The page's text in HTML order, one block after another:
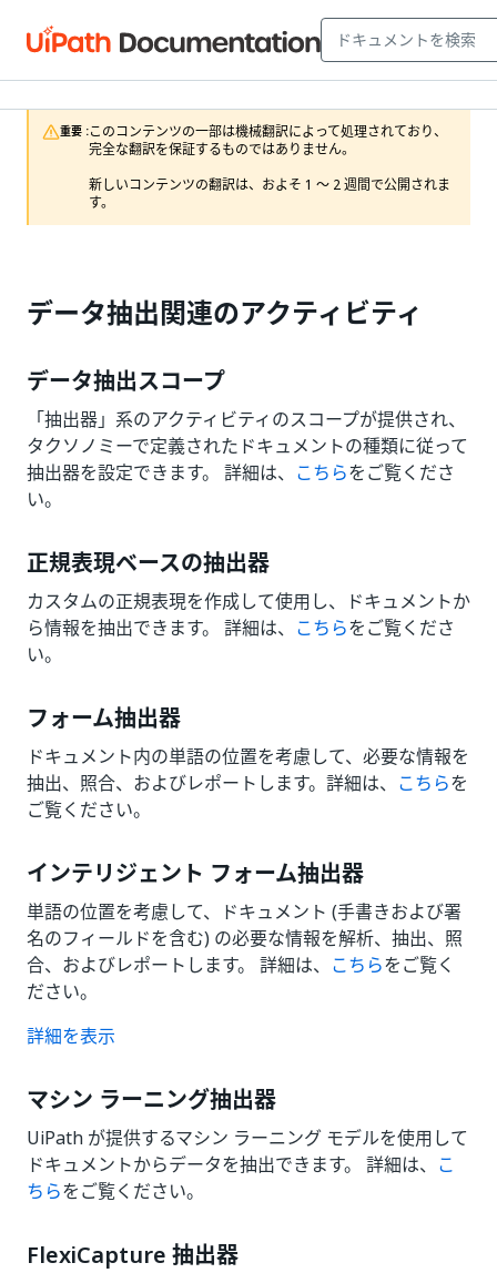
重要 :このコンテンツの一部は機械翻訳によって処理されており、
完全な翻訳を保証するものではありません。
新しいコンテンツの翻訳は、およそ 1 ～ 2 週間で公開されま
す。
データ抽出関連のアクティビティ
データ抽出スコープ
「抽出器」系のアクティビティのスコープが提供され、
タクソノミーで定義されたドキュメントの種類に従って
抽出器を設定できます。 詳細は、 こちらをご覧くださ
い。
正規表現ベースの抽出器
カスタムの正規表現を作成して使用し、ドキュメントか
ら情報を抽出できます。 詳細は、 こちらをご覧くださ
い。
フォーム抽出器
ドキュメント内の単語の位置を考慮して、必要な情報を
抽出、照合、およびレポートします。詳細は、 こちらを
ご覧ください。
インテリジェント フォーム抽出器
単語の位置を考慮して、ドキュメント (手書きおよび署
名のフィールドを含む) の必要な情報を解析、抽出、照
合、およびレポートします。 詳細は、 こちらをご覧く
ださい。
詳細を表示
マシン ラーニング抽出器
UiPath が提供するマシン ラーニング モデルを使用して
ドキュメントからデータを抽出できます。 詳細は、 こ
ちらをご覧ください。
FlexiCapture 抽出器